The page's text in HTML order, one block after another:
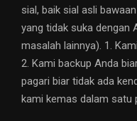
sial, baik sial asli
yang tidak suka dengan
masalah lainnya). 1.
2. Kami backup Anda
pagari biar tidak ada
kami kemas dalam satu